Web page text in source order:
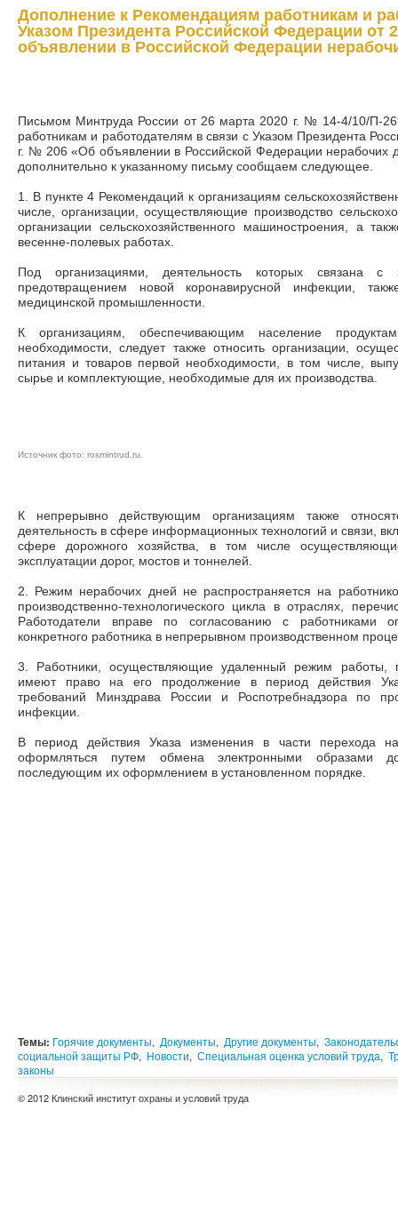
Дополнение к Рекомендациям работникам и
Указом Президента Российской Федерации от
объявлении в Российской Федерации
Письмом Минтруда России от 26 марта 2020 г. № 14-4/10/П-
работникам и работодателям в связи с Указом Президента
г. № 206 «Об объявлении в Российской Федерации нерабочих
дополнительно к указанному письму сообщаем следующее.
1. В пункте 4 Рекомендаций к организациям
числе, организации, осуществляющие производство
организации сельскохозяйственного машиностроения, а
весенне-полевых работах.
Под организациями, деятельность которых связана
предотвращением новой коронавирусной инфекции,
медицинской промышленности.
К организациям, обеспечивающим население
необходимости, следует также относить организации,
питания и товаров первой необходимости, в том числе,
сырье и комплектующие, необходимые для их производства.
Источник фото: rosmintrud.ru.
К непрерывно действующим организациям также
деятельность в сфере информационных технологий и связи,
сфере дорожного хозяйства, в том числе
эксплуатации дорог, мостов и тоннелей.
2. Режим нерабочих дней не распространяется на
производственно-технологического цикла в отраслях,
Работодатели вправе по согласованию с работниками
конкретного работника в непрерывном производственном
3. Работники, осуществляющие удаленный режим работы,
имеют право на его продолжение в период действия
требований Минздрава России и Роспотребнадзора по
инфекции.
В период действия Указа изменения в части перехода
оформляться путем обмена электронными образами
последующим их оформлением в установленном порядке.
Темы: Горячие документы, Документы, Другие документы,
социальной защиты РФ, Новости, Специальная оценка условий труда,
законы
© 2012 Клинский институт охраны и условий труда